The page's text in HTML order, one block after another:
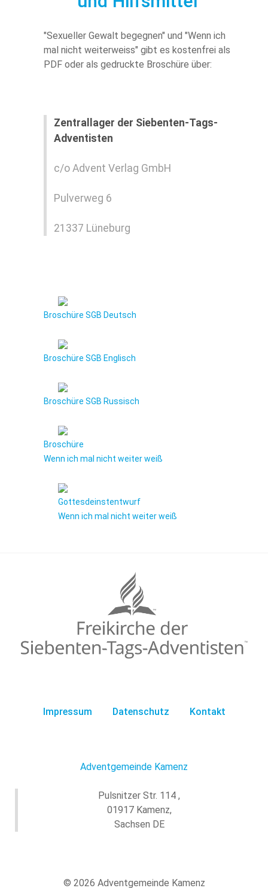
"Sexueller Gewalt begegnen" und "Wenn ich
mal nicht weiterweiss" gibt es kostenfrei als
PDF oder als gedruckte Broschüre über:
Zentrallager der Siebenten-Tags-
Adventisten
c/o Advent Verlag GmbH
Pulverweg 6
21337 Lüneburg
Broschüre SGB Deutsch
Broschüre SGB Englisch
Broschüre SGB Russisch
Broschüre
Wenn ich mal nicht weiter weiß
Gottesdeinstentwurf
Wenn ich mal nicht weiter weiß
Impressum Datenschutz Kontakt
Adventgemeinde Kamenz
Pulsnitzer Str. 114 ,
01917 Kamenz,
Sachsen DE
© 2026 Adventgemeinde Kamenz